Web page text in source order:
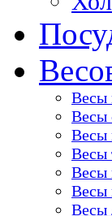
Весы
Весы
Весы
Весы
Весы
Весы
Весы